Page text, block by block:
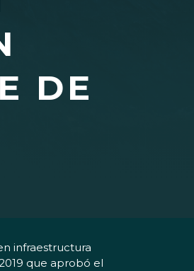
DE
infraestructura
que aprobó el